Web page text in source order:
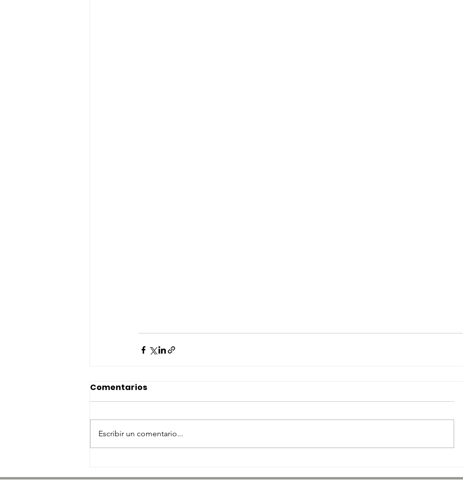
Comentarios
Escribir un comentario...